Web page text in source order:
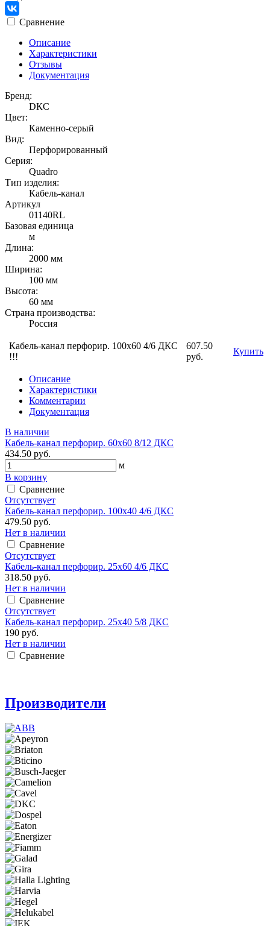
Сравнение
Описание
Характеристики
Отзывы
Документация
Бренд:
DКС
Цвет:
Каменно-серый
Вид:
Перфорированный
Серия:
Quadro
Тип изделия:
Кабель-канал
Артикул
01140RL
Базовая единица
м
Длина:
2000 мм
Ширина:
100 мм
Высота:
60 мм
Страна производства:
Россия
Кабель-канал перфорир. 100х60 4/6 ДКС
!!!
607.50
руб.
Купить
Описание
Характеристики
Комментарии
Документация
В наличии
Кабель-канал перфорир. 60х60 8/12 ДКС
434.50 руб.
м
В корзину
Сравнение
Отсутствует
Кабель-канал перфорир. 100х40 4/6 ДКС
479.50 руб.
Нет в наличии
Сравнение
Отсутствует
Кабель-канал перфорир. 25х60 4/6 ДКС
318.50 руб.
Нет в наличии
Сравнение
Отсутствует
Кабель-канал перфорир. 25х40 5/8 ДКС
190 руб.
Нет в наличии
Сравнение
Производители